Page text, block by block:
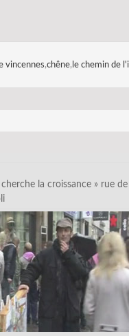
vincennes,chêne, le chemin de
cherche la croissance » rue de